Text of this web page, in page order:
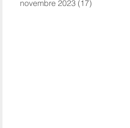
novembre 2023 (17)